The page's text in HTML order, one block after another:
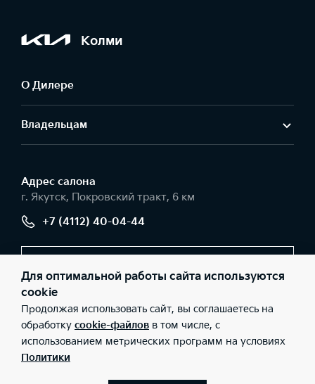
Колми
О Дилере
Владельцам
Адрес салонa
г. Якутск, Покровский тракт, 6 км
+7 (4112) 40-04-44
© 2026 Юридические лица ООО «Колми» (Фактический адрес: г.
Якутск, Покровский тракт, 6 км; Телефон: +7 (4112) 40-04-44;
ИНН: 1435196015; ОГРН: 1071435021954), ООО «Киа Россия и
СНГ» (Фактический адрес: г.Москва, Валовая 26; Телефон: 8 800
301 08 80; ИНН: 7728674093; ОГРН: 5087746291760) ведут
Для оптимальной работы сайта используются
cookie
Продолжая использовать сайт, вы соглашаетесь на
обработку cookie-файлов в том числе, с
использованием метрических программ на условиях
Политики